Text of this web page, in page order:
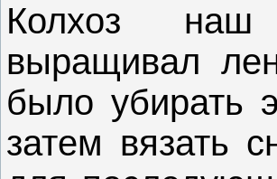
Колхоз наш
выращивал
было убирать
затем вязать